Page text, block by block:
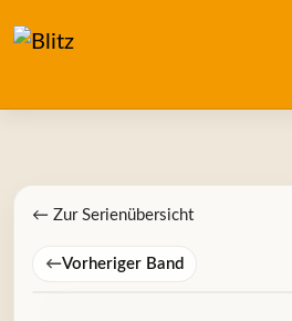
← Zur Serienübersicht
←Vorheriger Band